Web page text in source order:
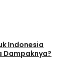
Indonesia
Dampaknya?